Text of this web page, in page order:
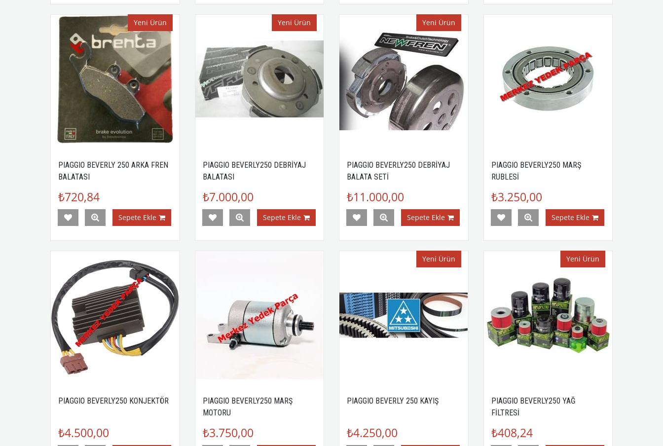
PIAGGIO BEVERLY 250 ARKA FREN
BALATASI
₺720,84
Sepete Ekle
Yeni Ürün
PIAGGIO BEVERLY250 DEBRİYAJ
BALATASI
₺7.000,00
Sepete Ekle
Yeni Ürün
PIAGGIO BEVERLY250 DEBRİYAJ
BALATA SETİ
₺11.000,00
Sepete Ekle
Yeni Ürün
PIAGGIO BEVERLY250 MARŞ
RUBLESİ
₺3.250,00
Sepete Ekle
PIAGGIO BEVERLY250 KONJEKTÖR
₺4.500,00
PIAGGIO BEVERLY250 MARŞ
MOTORU
₺3.750,00
PIAGGIO BEVERLY 250 KAYIŞ
₺4.250,00
Yeni Ürün
PIAGGIO BEVERLY250 YAĞ
FİLTRESİ
₺408,24
Yeni Ürün